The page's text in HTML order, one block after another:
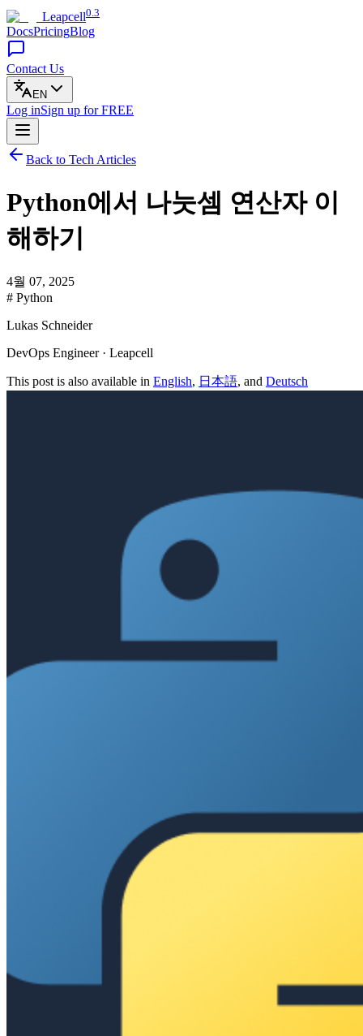
Leapcell0.3
DocsPricingBlog
Contact Us
EN
Log inSign up for FREE
Back to Tech Articles
Python에서 나눗셈 연산자 이
해하기
4월 07, 2025
# Python
Lukas Schneider
DevOps Engineer · Leapcell
This post is also available in English, 日本語, and Deutsch